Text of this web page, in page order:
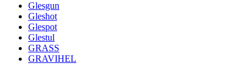
Glesgun
Gleshot
Glespot
Glestul
GRASS
GRAVIHEL